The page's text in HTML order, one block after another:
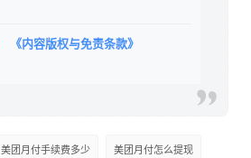
《内容版权与免责条款》
美团月付手续费多少 美团月付怎么提现